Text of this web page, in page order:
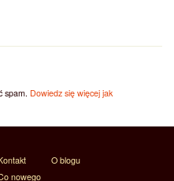
spam. Dowiedz się więcej jak
O blogu
nowego